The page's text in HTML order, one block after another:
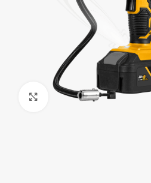
Clique para ampliar